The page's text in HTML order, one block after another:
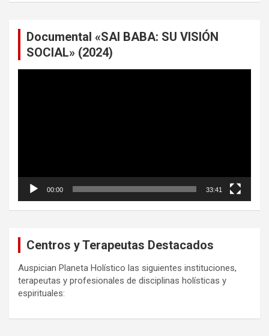
Documental «SAI BABA: SU VISIÓN
SOCIAL» (2024)
00:00 33:41
Centros y Terapeutas Destacados
Auspician Planeta Holístico las siguientes instituciones,
terapeutas y profesionales de disciplinas holísticas y
espirituales: